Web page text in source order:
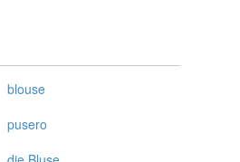
blouse
pusero